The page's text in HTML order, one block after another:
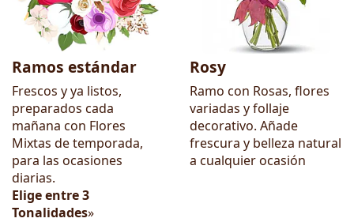
Ramos estándar
Frescos y ya listos,
preparados cada
mañana con Flores
Mixtas de temporada,
para las ocasiones
diarias.
Elige entre 3
Tonalidades»
Rosy
Ramo con Rosas, flores
variadas y follaje
decorativo. Añade
frescura y belleza natural
a cualquier ocasión